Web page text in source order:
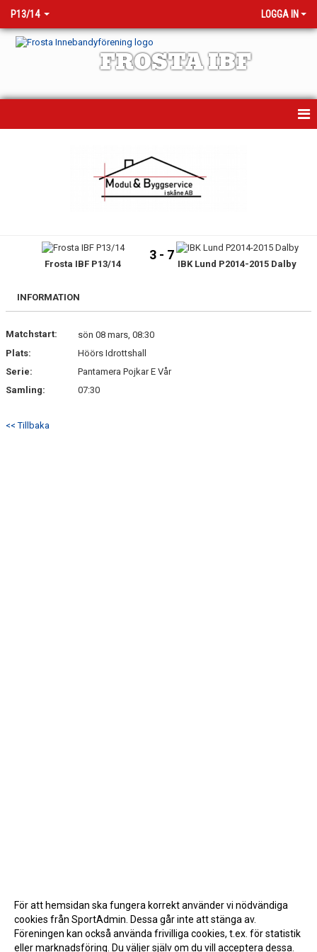
P13/14 LOGGA IN
FROSTA IBF
TRUPPEN
BILDGALLERI
Frosta IBF P13/14
3 - 7
IBK Lund P2014-2015 Dalby
INFORMATION
Matchstart:
sön 08 mars, 08:30
Plats:
Höörs Idrottshall
Serie:
Pantamera Pojkar E Vår
Samling:
07:30
<< Tillbaka
För att hemsidan ska fungera korrekt använder vi nödvändiga
cookies från SportAdmin. Dessa går inte att stänga av.
Föreningen kan också använda frivilliga cookies, t.ex. för statistik
eller marknadsföring. Du väljer själv om du vill acceptera dessa.